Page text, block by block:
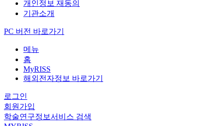
개인정보 재동의
기관소개
PC 버전 바로가기
메뉴
홈
MyRISS
해외전자정보 바로가기
로그인
회원가입
학술연구정보서비스 검색